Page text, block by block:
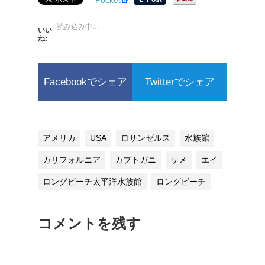
いい
ね:
読み込み中…
Facebookでシェア Twitterでシェア
アメリカ USA ロサンゼルス 水族館
カリフォルニア カブトガニ サメ エイ
ロングビーチ太平洋水族館 ロングビーチ
コメントを残す